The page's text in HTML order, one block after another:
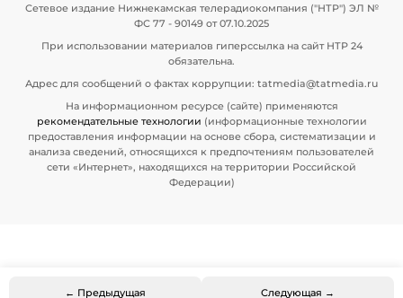
← Предыдущая Следующая →
Сетевое издание Нижнекамская телерадиокомпания ("НТР") ЭЛ №
ФС 77 - 90149 от 07.10.2025
При использовании материалов гиперссылка на сайт НТР 24
обязательна.
Адрес для сообщений о фактах коррупции: tatmedia@tatmedia.ru
На информационном ресурсе (сайте) применяются
рекомендательные технологии (информационные технологии
предоставления информации на основе сбора, систематизации и
анализа сведений, относящихся к предпочтениям пользователей
сети «Интернет», находящихся на территории Российской
Федерации)